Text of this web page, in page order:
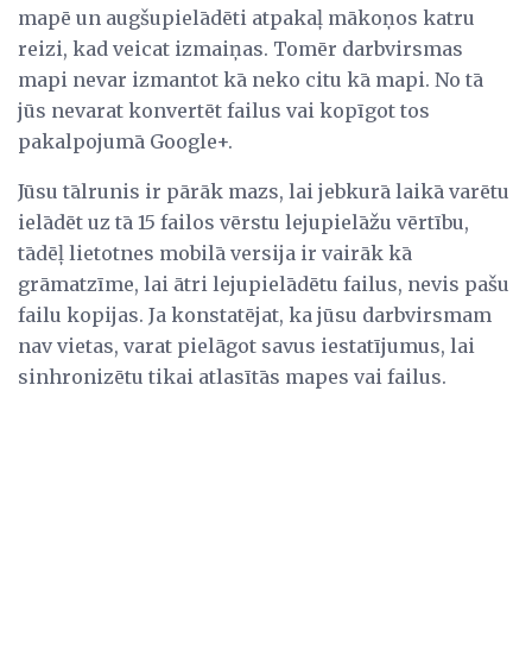
mapē un augšupielādēti atpakaļ mākoņos katru
reizi, kad veicat izmaiņas. Tomēr darbvirsmas
mapi nevar izmantot kā neko citu kā mapi. No tā
jūs nevarat konvertēt failus vai kopīgot tos
pakalpojumā Google+.
Jūsu tālrunis ir pārāk mazs, lai jebkurā laikā varētu
ielādēt uz tā 15 failos vērstu lejupielāžu vērtību,
tādēļ lietotnes mobilā versija ir vairāk kā
grāmatzīme, lai ātri lejupielādētu failus, nevis pašu
failu kopijas. Ja konstatējat, ka jūsu darbvirsmam
nav vietas, varat pielāgot savus iestatījumus, lai
sinhronizētu tikai atlasītās mapes vai failus.